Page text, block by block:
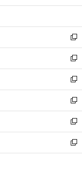
開
ウ
開
く
ン
ウ
で
開
く
ウ
ン
ド
ウ
で
開
く
新
し
い
ウ
ィ
ン
ド
ウ
で
開
く
新
し
い
ウ
ィ
ン
ド
ウ
で
開
新
し
い
ウ
ィ
ン
ド
ウ
新
し
い
ウ
ィ
ン
新
し
い
ウ
新
し